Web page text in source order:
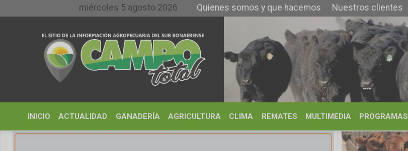
miércoles 5 agosto 2026 Quienes somos y que hacemos Nuestros clientes Sitios de Interés
REMATES MULTIMEDIA PROGRAMAS RADIO IMÁGENES